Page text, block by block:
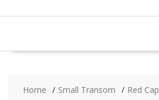
Home Small Transom
Red Cap